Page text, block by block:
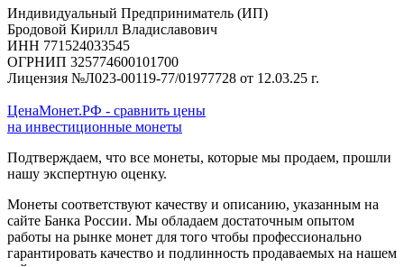
Индивидуальный Предприниматель (ИП)
Бродовой Кирилл Владиславович
ИНН 771524033545
ОГРНИП 325774600101700
Лицензия №Л023-00119-77/01977728 от 12.03.25 г.
ЦенаМонет.РФ - сравнить цены
на инвестиционные монеты
Подтверждаем, что все монеты, которые мы продаем, прошли
нашу экспертную оценку.
Монеты соответствуют качеству и описанию, указанным на
сайте Банка России. Мы обладаем достаточным опытом
работы на рынке монет для того чтобы профессионально
гарантировать качество и подлинность продаваемых на нашем